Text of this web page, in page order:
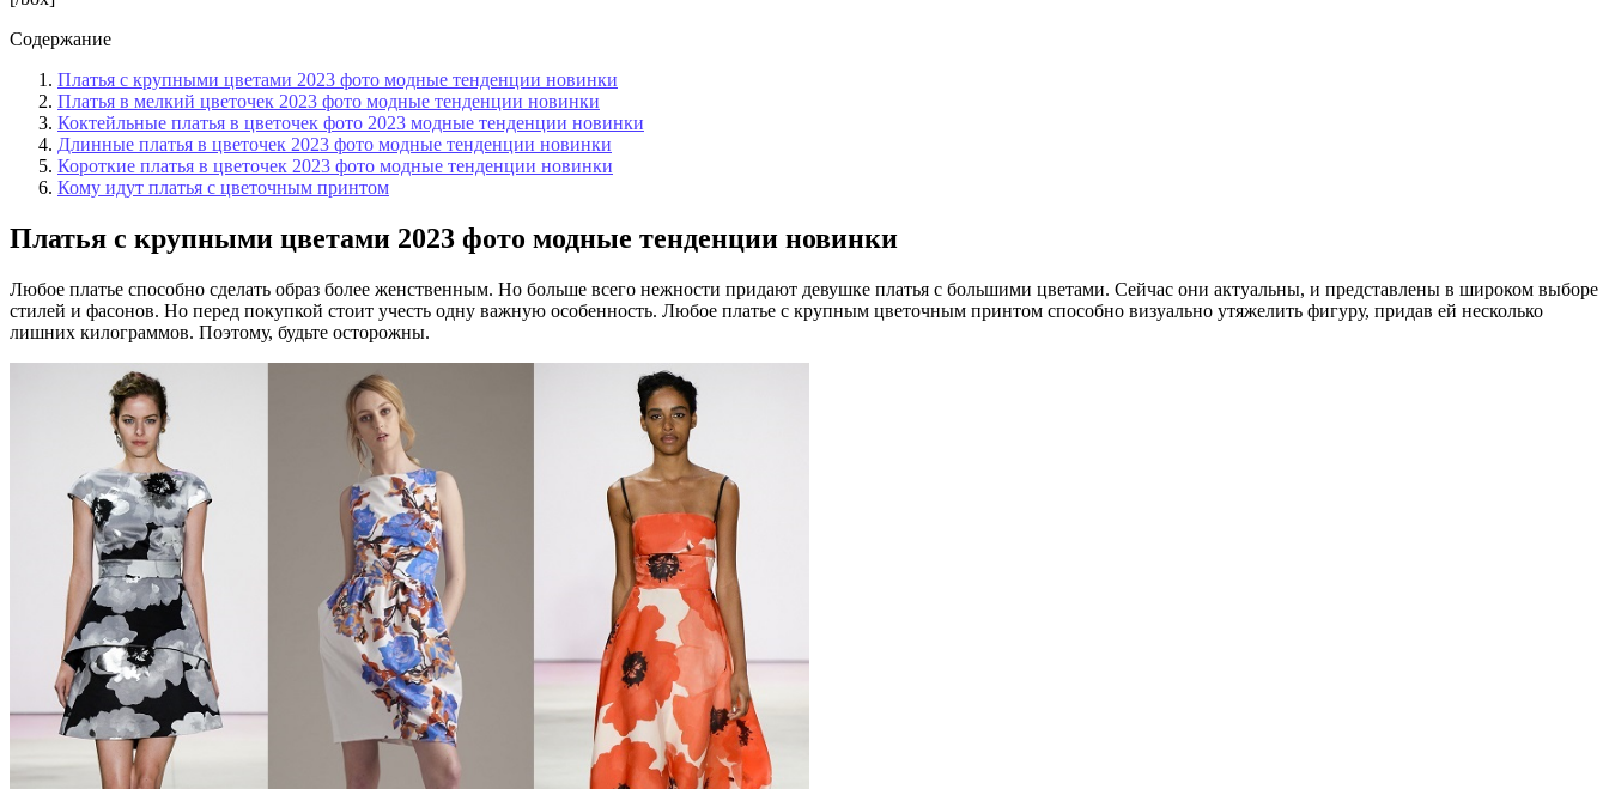
Содержание
Платья с крупными цветами 2023 фото модные тенденции новинки
Платья в мелкий цветочек 2023 фото модные тенденции новинки
Коктейльные платья в цветочек фото 2023 модные тенденции новинки
Длинные платья в цветочек 2023 фото модные тенденции новинки
Короткие платья в цветочек 2023 фото модные тенденции новинки
Кому идут платья с цветочным принтом
Платья с крупными цветами 2023 фото модные тенденции новинки
Любое платье способно сделать образ более женственным. Но больше всего нежности придают девушке платья с большими цветами. Сейчас они актуальны, и представлены в широком выборе
стилей и фасонов. Но перед покупкой стоит учесть одну важную особенность. Любое платье с крупным цветочным принтом способно визуально утяжелить фигуру, придав ей несколько
лишних килограммов. Поэтому, будьте осторожны.